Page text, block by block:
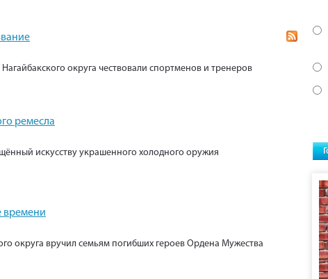
округа чествовали спортменов и тренеров
ремесла
искусству украшенного холодного оружия
времени
округа вручил семьям погибших героев Ордена Мужества